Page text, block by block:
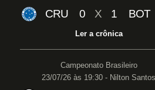
CRU 0 X 1 BOT
Ler a crônica
Campeonato Brasileiro
23/07/26 às 19:30 - Nilton Santos